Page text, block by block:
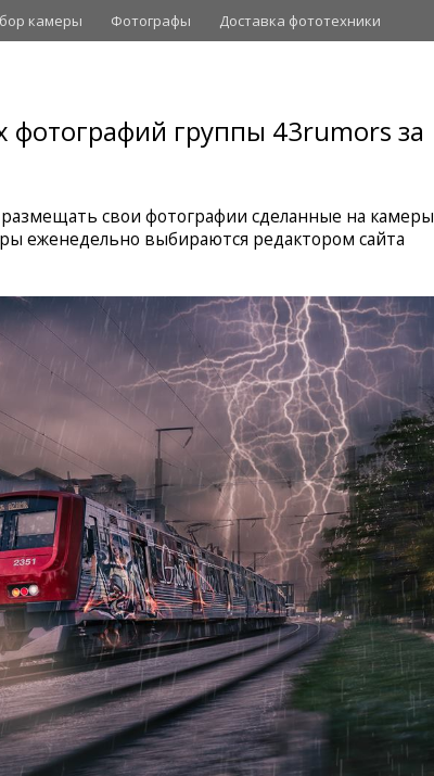
камеры Фотографы Доставка фототехники
группы 43rumors за
свои фотографии сделанные на камеры
еженедельно выбираются редактором сайта